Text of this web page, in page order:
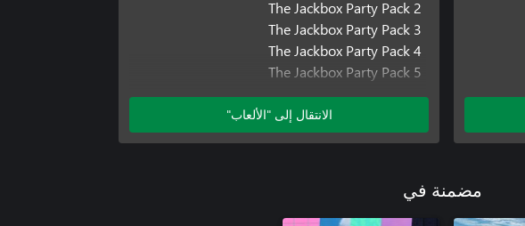
The Jackbox Party Pack 2
The Jackbox Party Pack 3
The Jackbox Party Pack 4
The Jackbox Party Pack 5
The Jackbox Party Pack 6
The Jackbox Party Pack 7
The Jackbox Party Pack 8
الانتقال إلى "الألعاب"
مضمنة في